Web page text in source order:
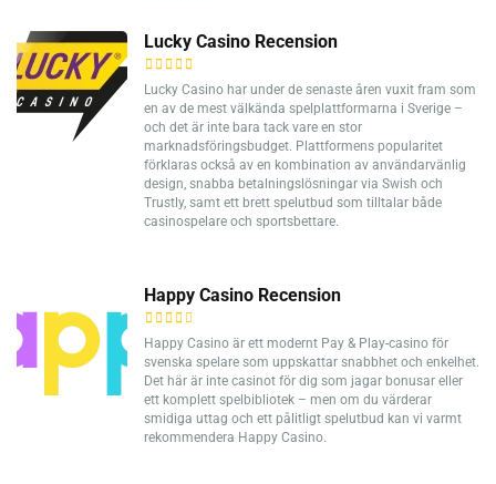
Lucky Casino Recension
Lucky Casino har under de senaste åren vuxit fram som
en av de mest välkända spelplattformarna i Sverige –
och det är inte bara tack vare en stor
marknadsföringsbudget. Plattformens popularitet
förklaras också av en kombination av användarvänlig
design, snabba betalningslösningar via Swish och
Trustly, samt ett brett spelutbud som tilltalar både
casinospelare och sportsbettare.
Happy Casino Recension
Happy Casino är ett modernt Pay & Play-casino för
svenska spelare som uppskattar snabbhet och enkelhet.
Det här är inte casinot för dig som jagar bonusar eller
ett komplett spelbibliotek – men om du värderar
smidiga uttag och ett pålitligt spelutbud kan vi varmt
rekommendera Happy Casino.